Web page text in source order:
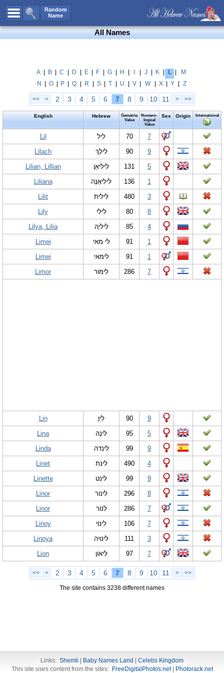
Random
Name
All Names
Boy Names
Unisex Names
Popular Names
Unique Names
Celebs B. Days
Numerology
Add Name
Contact Us
All Names
A B C D E F G H J K L
M
N
O P Q R S T U V W X Y Z
<< < 2 3 4 5 6 7 8 9 10 11 > >>
English Hebrew
Gematria
Value
Numero-
logical
Value
Sex Origin International
Lil לִיל 70
7
Lilach
לִילָךְ 90
9
Lilian, Lillian
לִילִיאַן 131
5
Liliana
לִילִיאַנָה 136
1
Lilit
לִילִית 480
3
Lily
לִילִי 80
8
Lilya, Lilia
לִיליָה 85
4
Limei
לי מאי 91
1
Limei
לימאי 91
1
Limor
לִימוֹר 286 7
Lin לִין 90
9
Lina
לִינָה 95
5
Linda
לינדה 99
9
Linet
לינת 490
4
Linette
לינט 99
9
Linor
לִינוֹר 296
8
Linor
לִנוֹר 286
7
Linoy
לִינוֹי 106
7
Linoya
לינויה 111
3
Lion
לִיאוֹן 97 7
<< < 2 3 4 5 6 7 8 9 10 11 > >>
The site contains 3238 different names
Links: Shemli Baby Names Land
Celebs Kingdom
This site uses content from the sites: FreeDigitalPhotos.net| Photorack.net